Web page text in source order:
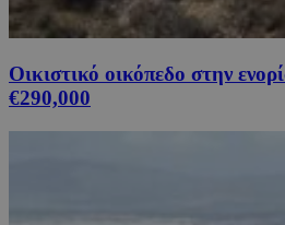
Οικιστικό οικόπεδο στην
€290,000